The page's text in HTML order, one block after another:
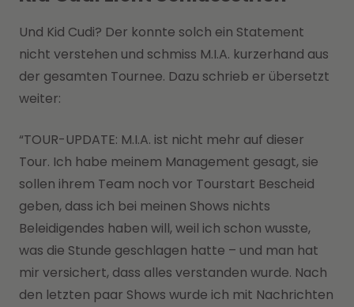
Und Kid Cudi? Der konnte solch ein Statement
nicht verstehen und schmiss M.I.A. kurzerhand aus
der gesamten Tournee. Dazu schrieb er übersetzt
weiter:
“TOUR-UPDATE: M.I.A. ist nicht mehr auf dieser
Tour. Ich habe meinem Management gesagt, sie
sollen ihrem Team noch vor Tourstart Bescheid
geben, dass ich bei meinen Shows nichts
Beleidigendes haben will, weil ich schon wusste,
was die Stunde geschlagen hatte – und man hat
mir versichert, dass alles verstanden wurde. Nach
den letzten paar Shows wurde ich mit Nachrichten